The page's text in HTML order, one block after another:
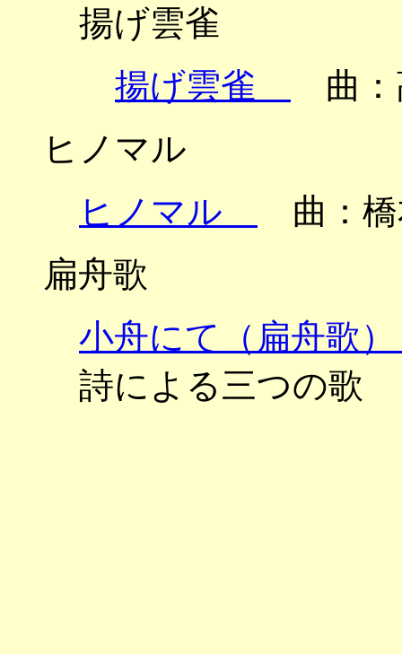
揚げ雲雀
揚げ雲雀
曲：
ヒノマル
ヒノマル
曲：橋
扁舟歌
小舟にて（扁舟歌
詩による三つの歌